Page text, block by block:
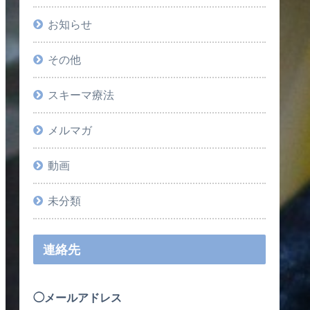
お知らせ
その他
スキーマ療法
メルマガ
動画
未分類
連絡先
◯メールアドレス